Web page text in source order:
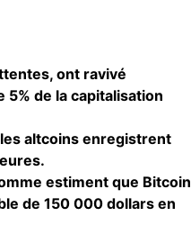
ont ravivé
de la capitalisation
altcoins enregistrent
estiment que Bitcoin
de 150 000 dollars en